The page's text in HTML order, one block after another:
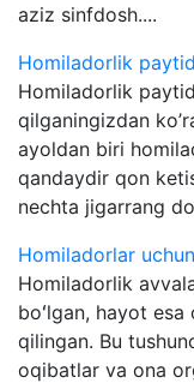
aziz sinfdosh....
Homiladorlik
Homiladorlik
qilganingizdan
ayoldan biri
qandaydir qon
nechta jigarrang
Homiladorlar
Homiladorlik
boʻlgan, hayot
qilingan. Bu
oqibatlar va ona